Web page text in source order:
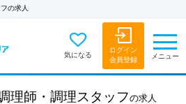
の求人
気になる
ログイン
会員登録
メニュー
理師・調理スタッフの求人